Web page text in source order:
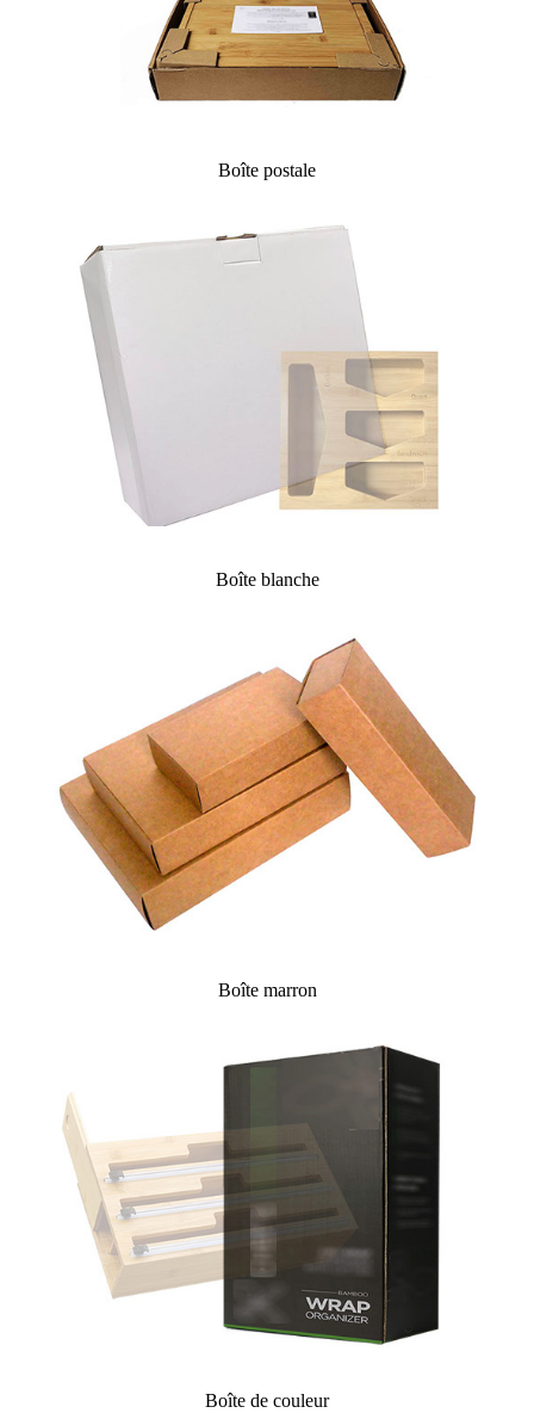
Boîte postale
Boîte blanche
Boîte marron
Boîte de couleur